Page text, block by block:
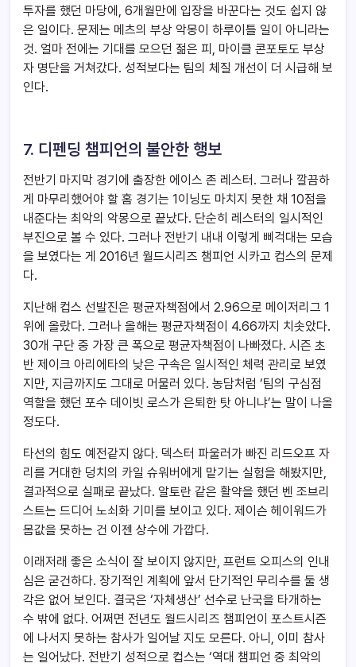
투자를 했던 마당에, 6개월만에 입장을 바꾼다는 것도 쉽지 않
은 일이다. 문제는 메츠의 부상 악몽이 하루이틀 일이 아니라는
것. 얼마 전에는 기대를 모으던 젊은 피, 마이클 콘포토도 부상
자 명단을 거쳐갔다. 성적보다는 팀의 체질 개선이 더 시급해 보
인다.
7. 디펜딩 챔피언의 불안한 행보
전반기 마지막 경기에 출장한 에이스 존 레스터. 그러나 깔끔하
게 마무리했어야 할 홈 경기는 1이닝도 마치지 못한 채 10점을
내준다는 최악의 악몽으로 끝났다. 단순히 레스터의 일시적인
부진으로 볼 수 있다. 그러나 전반기 내내 이렇게 삐걱대는 모습
을 보였다는 게 2016년 월드시리즈 챔피언 시카고 컵스의 문제
다.
지난해 컵스 선발진은 평균자책점에서 2.96으로 메이저리그 1
위에 올랐다. 그러나 올해는 평균자책점이 4.66까지 치솟았다.
30개 구단 중 가장 큰 폭으로 평균자책점이 나빠졌다. 시즌 초
반 제이크 아리에타의 낮은 구속은 일시적인 체력 관리로 보였
지만, 지금까지도 그대로 머물러 있다. 농담처럼 ‘팀의 구심점
역할을 했던 포수 데이빗 로스가 은퇴한 탓 아니냐’는 말이 나올
정도다.
타선의 힘도 예전같지 않다. 덱스터 파울러가 빠진 리드오프 자
리를 거대한 덩치의 카일 슈워버에게 맡기는 실험을 해봤지만,
결과적으로 실패로 끝났다. 알토란 같은 활약을 했던 벤 조브리
스트는 드디어 노쇠화 기미를 보이고 있다. 제이슨 헤이워드가
몸값을 못하는 건 이젠 상수에 가깝다.
이래저래 좋은 소식이 잘 보이지 않지만, 프런트 오피스의 인내
심은 굳건하다. 장기적인 계획에 앞서 단기적인 무리수를 둘 생
각은 없어 보인다. 결국은 ‘자체생산’ 선수로 난국을 타개하는
수 밖에 없다. 어쩌면 전년도 월드시리즈 챔피언이 포스트시즌
에 나서지 못하는 참사가 일어날 지도 모른다. 아니, 이미 참사
는 일어났다. 전반기 성적으로 컵스는 ‘역대 챔피언 중 최악의